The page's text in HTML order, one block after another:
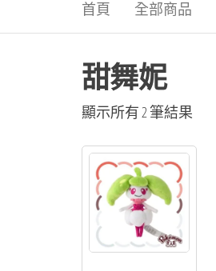
首頁 全部商品
甜舞妮
顯示所有 2 筆結果